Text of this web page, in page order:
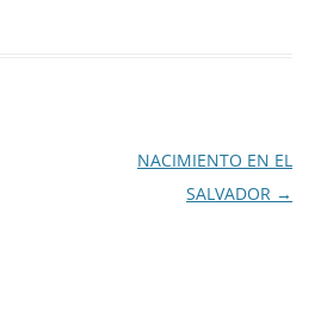
NACIMIENTO EN EL
SALVADOR →